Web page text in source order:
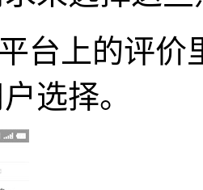
台上的评
选择。